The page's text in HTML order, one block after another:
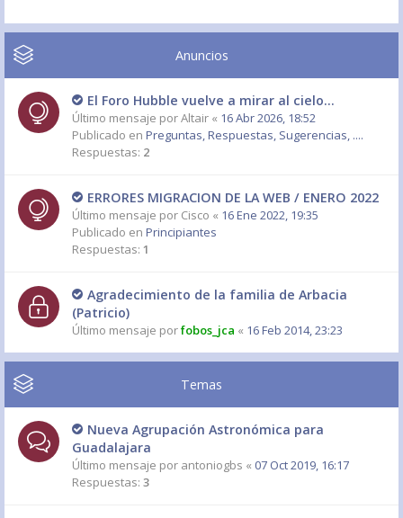
Anuncios
El Foro Hubble vuelve a mirar al cielo...
Último mensaje porAltair « 16 Abr 2026, 18:52
Publicado en Preguntas, Respuestas, Sugerencias, ....
Respuestas: 2
ERRORES MIGRACION DE LA WEB / ENERO 2022
Último mensaje por Cisco « 16 Ene 2022, 19:35
Publicado en Principiantes
Respuestas: 1
Agradecimiento de la familia de Arbacia
(Patricio)
Último mensaje porfobos_jca « 16 Feb 2014, 23:23
Temas
Nueva Agrupación Astronómica para
Guadalajara
Último mensaje por antoniogbs « 07 Oct 2019, 16:17
Respuestas: 3